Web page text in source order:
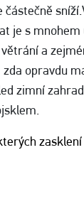
je s mnohem
a
opravdu
zimní
zasklení